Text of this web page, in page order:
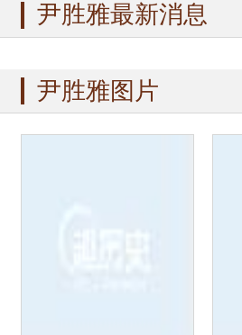
尹胜雅最新消息
尹胜雅图片